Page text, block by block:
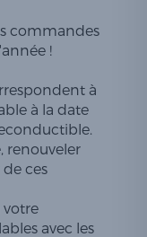
commandes
!
à
à la date
renouveler
ces
votre
avec les